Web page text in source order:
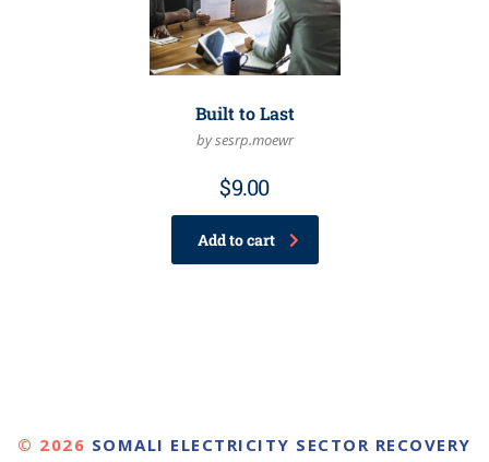
Built to Last
by sesrp.moewr
$9.00
Add to cart
© 2026 SOMALI ELECTRICITY SECTOR RECOVERY